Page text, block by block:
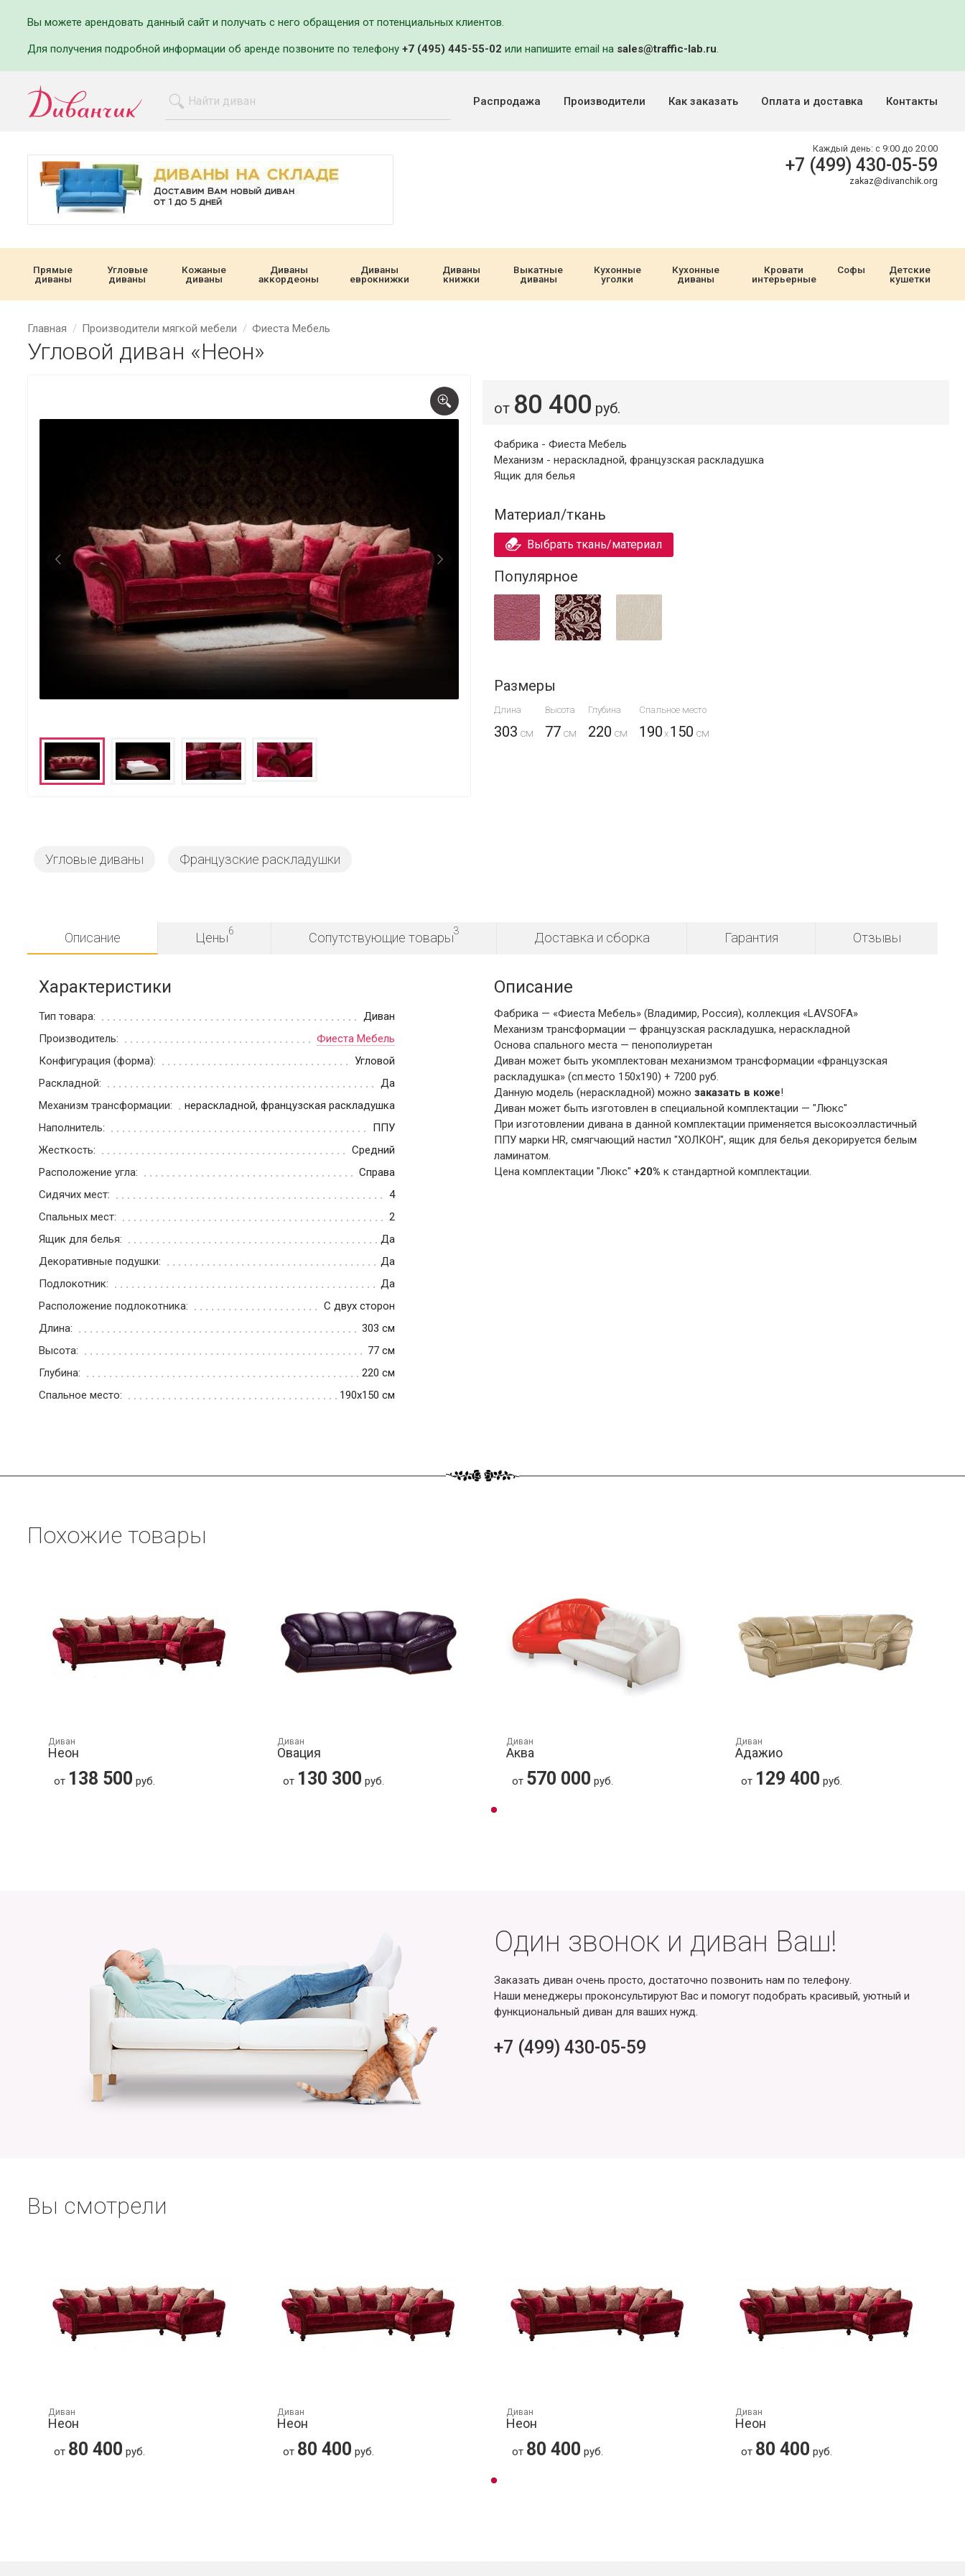
Вы можете арендовать данный сайт и получать с него обращения от потенциальных клиентов.
Для получения подробной информации об аренде позвоните по телефону +7 (495) 445-55-02 или напишите email на sales@traffic-lab.ru.
Распродажа Производители Как заказать Оплата и доставка Контакты
Каждый день: с 9:00 до 20:00
+7 (499) 430-05-59
zakaz@divanchik.org
Прямые
диваны
Угловые
диваны
Кожаные
диваны
Диваны
аккордеоны
Диваны
еврокнижки
Диваны
книжки
Выкатные
диваны
Кухонные
уголки
Кухонные
диваны
Кровати
интерьерные
Софы
Детские
кушетки
Главная Производители мягкой мебели Фиеста Мебель
Угловой диван «Неон»
от 80 400 руб.
Фабрика - Фиеста Мебель
Механизм - нераскладной, французская раскладушка
Ящик для белья
Материал/ткань
Выбрать ткань/материал
Популярное
Размеры
Длина Высота Глубина Спальное место
303 77 220 190 x 150
Угловые диваны Французские раскладушки
Описание Цены6 Сопутствующие товары3 Доставка и сборка Гарантия Отзывы
Характеристики
Тип товара:
Диван
Производитель:
Фиеста Мебель
Конфигурация (форма):
Угловой
Раскладной:
Да
Механизм трансформации:
нераскладной, французская раскладушка
Наполнитель:
ППУ
Жесткость:
Средний
Расположение угла:
Справа
Сидячих мест:
4
Спальных мест:
2
Ящик для белья:
Да
Декоративные подушки:
Да
Подлокотник:
Да
Расположение подлокотника:
С двух сторон
Длина:
303 см
Высота:
77 см
Глубина:
220 см
Спальное место:
190x150 см
Описание
Фабрика — «Фиеста Мебель» (Владимир, Россия), коллекция «LAVSOFA»
Механизм трансформации — французская раскладушка, нераскладной
Основа спального места — пенополиуретан
Диван может быть укомплектован механизмом трансформации «французская
раскладушка» (сп.место 150х190) + 7200 руб.
Данную модель (нераскладной) можно заказать в коже!
Диван может быть изготовлен в специальной комплектации — "Люкс"
При изготовлении дивана в данной комплектации применяется высокоэлластичный
ППУ марки HR, смягчающий настил "ХОЛКОН", ящик для белья декорируется белым
ламинатом.
Цена комплектации "Люкс" +20% к стандартной комплектации.
Похожие товары
Диван
Неон
от 138 500 руб.
Диван
Овация
от 130 300 руб.
Диван
Аква
от 570 000 руб.
Диван
Адажио
от 129 400 руб.
Один звонок и диван Ваш!
Заказать диван очень просто, достаточно позвонить нам по телефону.
Наши менеджеры проконсультируют Вас и помогут подобрать красивый, уютный и
функциональный диван для ваших нужд.
+7 (499) 430-05-59
Вы смотрели
Диван
Неон
от 80 400 руб.
Диван
Неон
от 80 400 руб.
Диван
Неон
от 80 400 руб.
Диван
Неон
от 80 400 руб.